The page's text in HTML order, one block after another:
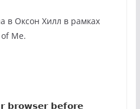
в Оксон Хилл в рамках
of Me.